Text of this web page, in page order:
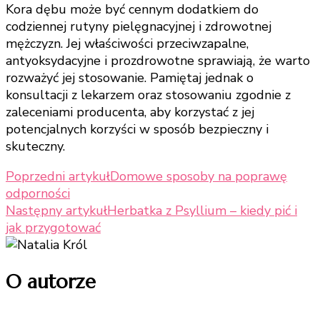
Kora dębu może być cennym dodatkiem do
codziennej rutyny pielęgnacyjnej i zdrowotnej
mężczyzn. Jej właściwości przeciwzapalne,
antyoksydacyjne i prozdrowotne sprawiają, że warto
rozważyć jej stosowanie. Pamiętaj jednak o
konsultacji z lekarzem oraz stosowaniu zgodnie z
zaleceniami producenta, aby korzystać z jej
potencjalnych korzyści w sposób bezpieczny i
skuteczny.
Nawigacja
wpisu
Poprzedni artykułDomowe sposoby na poprawę
odporności
Następny artykułHerbatka z Psyllium – kiedy pić i
jak przygotować
O autorze